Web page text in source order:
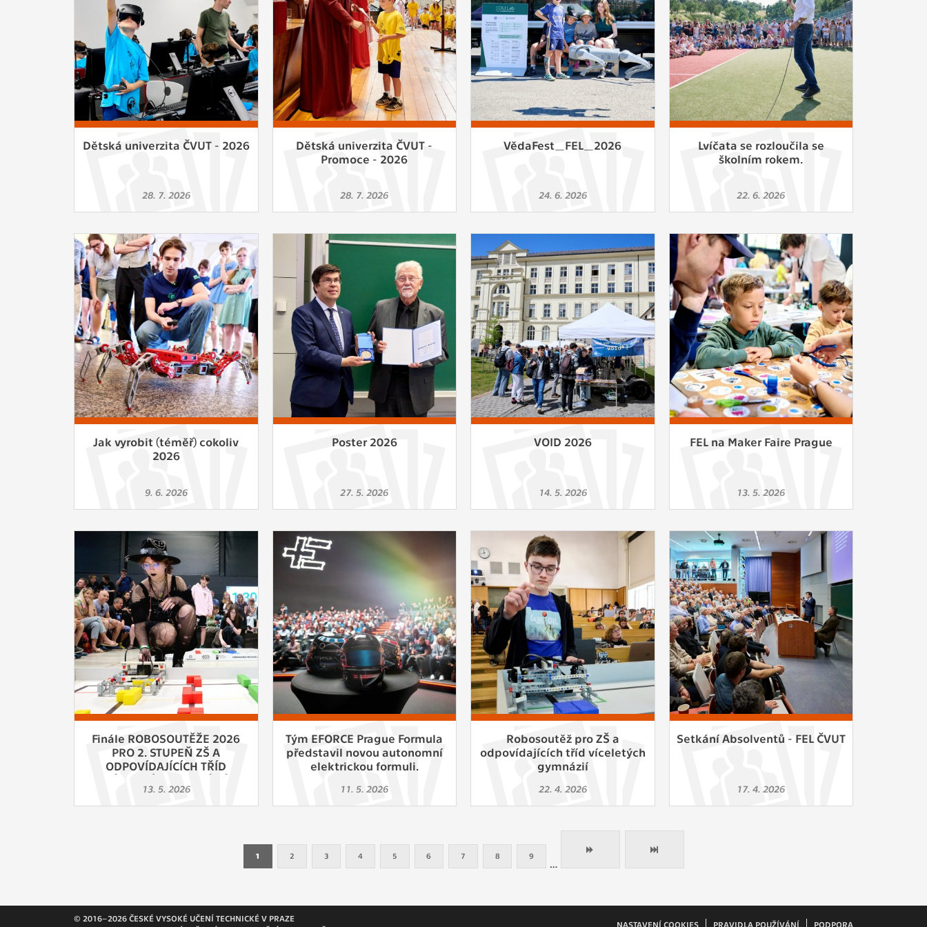
Slouží pro získávání anonymizovaných statistických údajů, které nám
pomáhají vylepšovat naše aplikace. Zpravidla jde o cookies systémů třetích
stran, které k těmto účelům využíváme.
MARKETINGOVÉ
Využívané za účelem zobrazení správných nabídek a cílení obsahu podle
Vašich preferencí. Zpravidla jde o cookies systémů třetích stran, které nám s
analýzou uživatelského chování pomáhají.
zůstala prázdná a všechny cookies byly přiřazeny do některé z kategorií
Dětská univerzita ČVUT - 2026
28. 7. 2026
Dětská univerzita ČVUT -
Promoce - 2026
28. 7. 2026
VědaFest_FEL_2026
24. 6. 2026
Lvíčata se rozloučila se
školním rokem.
22. 6. 2026
Jak vyrobit (téměř) cokoliv
2026
9. 6. 2026
Poster 2026
27. 5. 2026
VOID 2026
14. 5. 2026
FEL na Maker Faire Prague
13. 5. 2026
Finále ROBOSOUTĚŽE 2026
PRO 2. STUPEŇ ZŠ A
ODPOVÍDAJÍCÍCH TŘÍD
13. 5. 2026
Tým EFORCE Prague Formula
představil novou autonomní
elektrickou formuli.
11. 5. 2026
Robosoutěž pro ZŠ a
odpovídajících tříd víceletých
gymnázií
22. 4. 2026
Setkání Absolventů - FEL ČVUT
17. 4. 2026
1 2 3 4 5 6 7 8 9
…
© 2016–2026 ČESKÉ VYSOKÉ UČENÍ TECHNICKÉ V PRAZE
NASTAVENÍ COOKIES PRAVIDLA POUŽÍVÁNÍ PODPORA